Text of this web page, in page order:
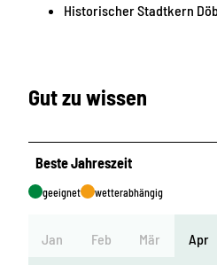
Historischer Stadtkern
Gut zu wissen
Beste Jahreszeit
geeignet wetterabhängig
Jan Feb Mär Apr